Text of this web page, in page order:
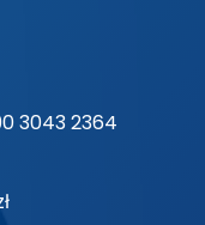
3043 2364